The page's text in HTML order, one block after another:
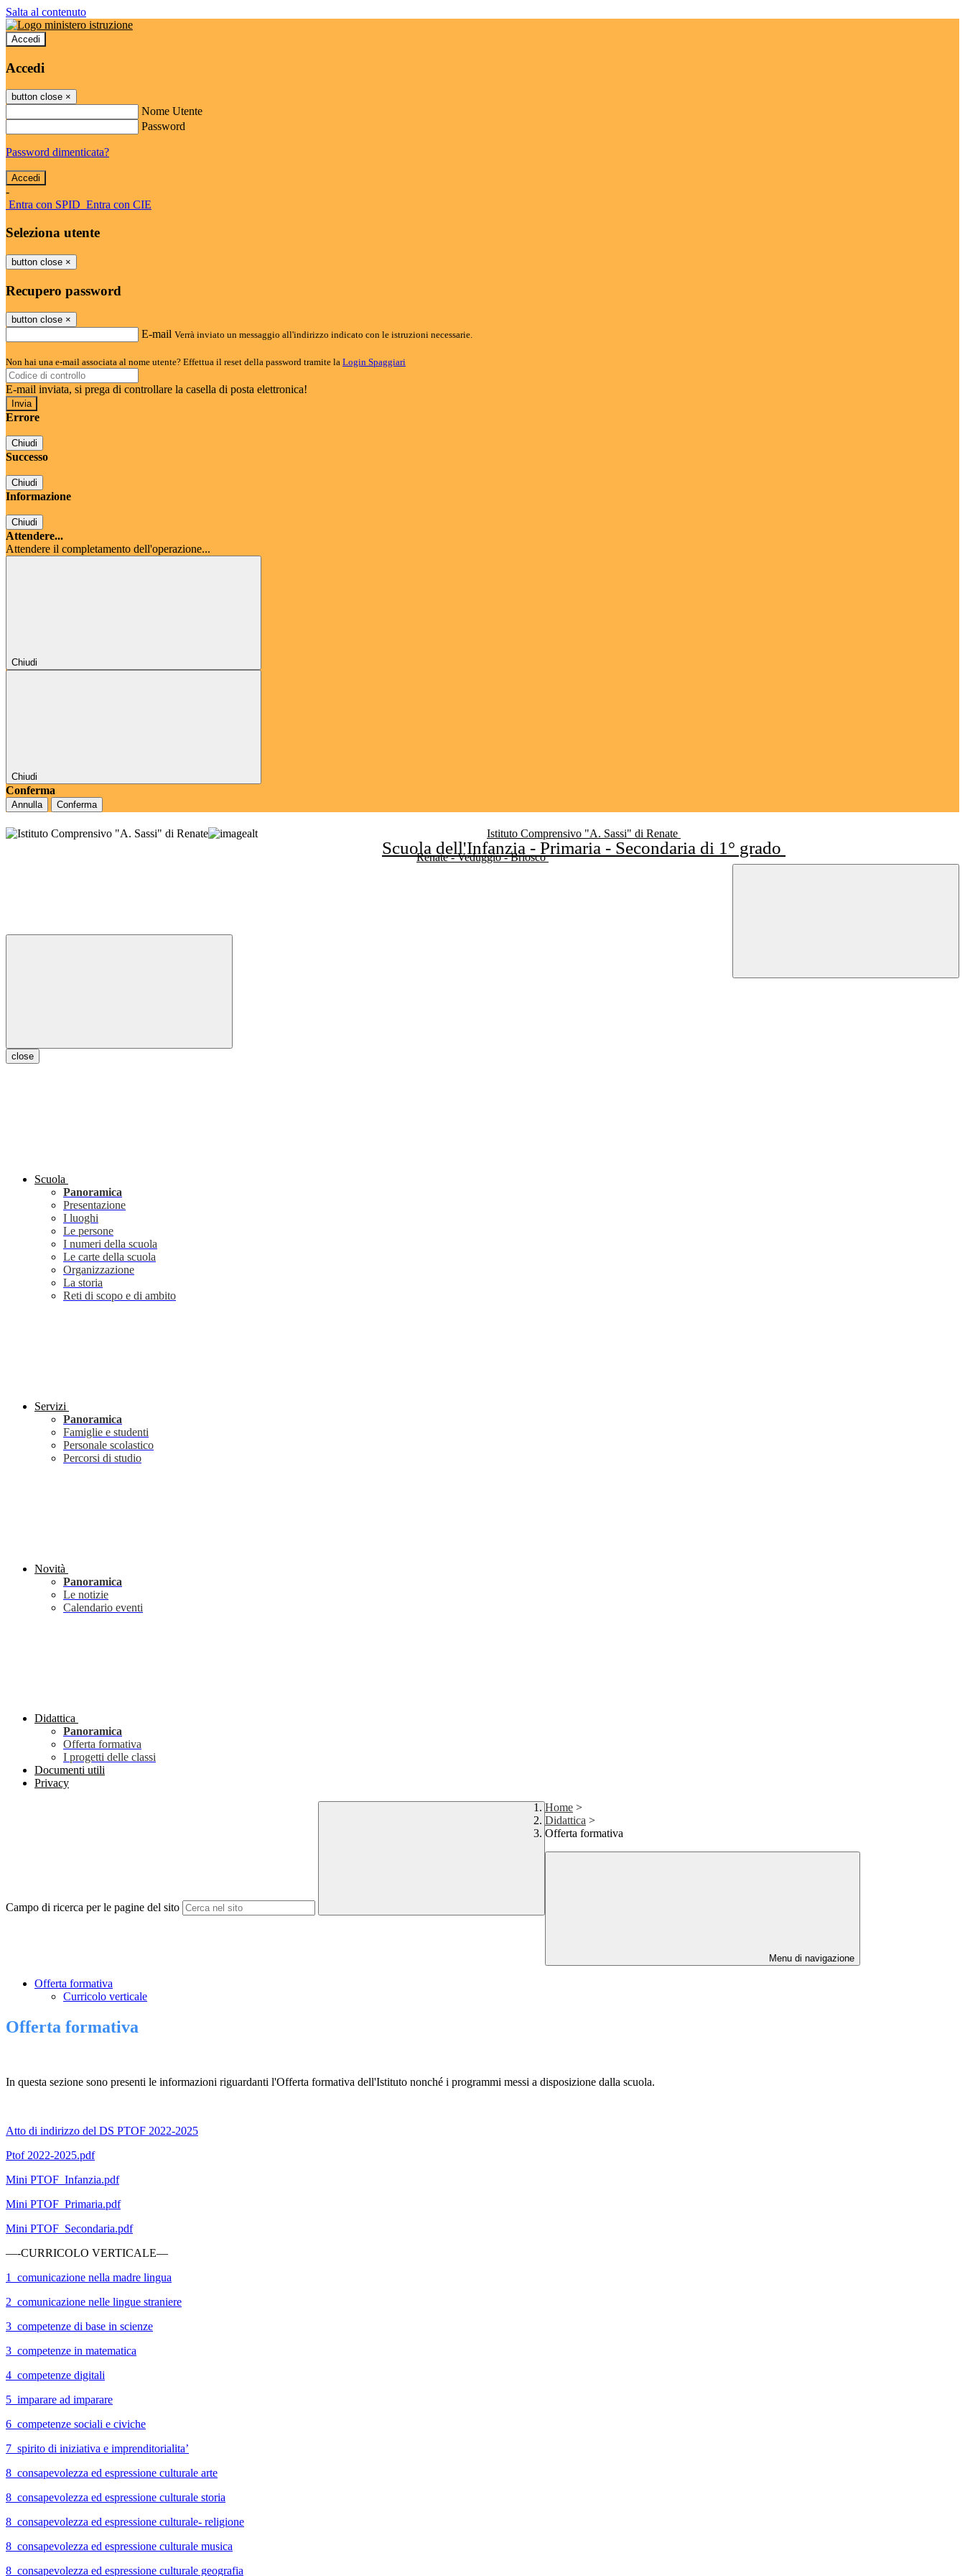
Salta al contenuto
Accedi
Accedi
button close ×
Nome Utente
Password
Password dimenticata?
-
Entra con SPID Entra con CIE
Seleziona utente
button close ×
Recupero password
button close ×
E-mail Verrà inviato un messaggio all'indirizzo indicato con le istruzioni necessarie.
Non hai una e-mail associata al nome utente? Effettua il reset della password tramite la Login Spaggiari
E-mail inviata, si prega di controllare la casella di posta elettronica!
Errore
Chiudi
Successo
Chiudi
Informazione
Chiudi
Attendere...
Attendere il completamento dell'operazione...
Chiudi
Chiudi
Conferma
Annulla Conferma
Istituto Comprensivo "A. Sassi" di Renate
Scuola dell'Infanzia - Primaria - Secondaria di 1° grado
Renate - Veduggio - Briosco
close
Scuola
Panoramica
Presentazione
I luoghi
Le persone
I numeri della scuola
Le carte della scuola
Organizzazione
La storia
Reti di scopo e di ambito
Servizi
Panoramica
Famiglie e studenti
Personale scolastico
Percorsi di studio
Novità
Panoramica
Le notizie
Calendario eventi
Didattica
Panoramica
Offerta formativa
I progetti delle classi
Documenti utili
Privacy
Campo di ricerca per le pagine del sito
Home >
Didattica >
Offerta formativa
Menu di navigazione
Offerta formativa
Curricolo verticale
Offerta formativa
In questa sezione sono presenti le informazioni riguardanti l'Offerta formativa dell'Istituto nonché i programmi messi a disposizione dalla scuola.
Atto di indirizzo del DS PTOF 2022-2025
Ptof 2022-2025.pdf
Mini PTOF_Infanzia.pdf
Mini PTOF_Primaria.pdf
Mini PTOF_Secondaria.pdf
—-CURRICOLO VERTICALE—
1_comunicazione nella madre lingua
2_comunicazione nelle lingue straniere
3_competenze di base in scienze
3_competenze in matematica
4_competenze digitali
5_imparare ad imparare
6_competenze sociali e civiche
7_spirito di iniziativa e imprenditorialita’
8_consapevolezza ed espressione culturale arte
8_consapevolezza ed espressione culturale storia
8_consapevolezza ed espressione culturale- religione
8_consapevolezza ed espressione culturale musica
8_consapevolezza ed espressione culturale geografia